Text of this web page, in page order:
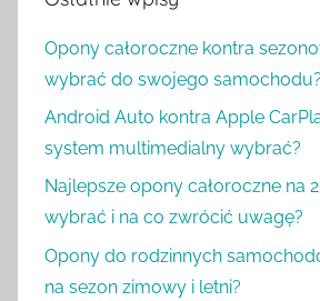
Opony całoroczne kontra
wybrać do swojego samochodu?
Android Auto kontra Apple
system multimedialny wybrać?
Najlepsze opony całoroczne na
wybrać i na co zwrócić uwagę?
Opony do rodzinnych
na sezon zimowy i letni?